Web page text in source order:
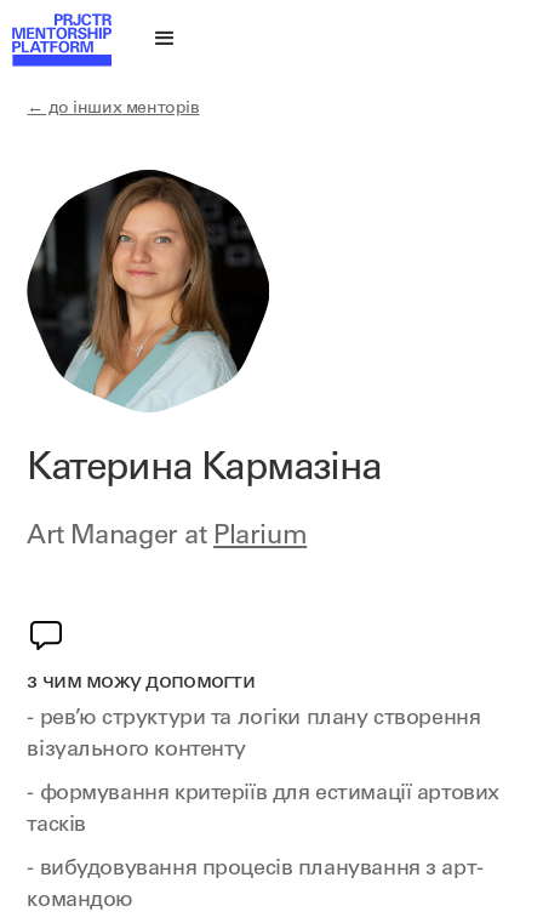
← до інших менторів
Катерина Кармазіна
Art Manager at Plarium
з чим можу допомогти
- рев’ю структури та логіки плану створення
візуального контенту
- формування критеріїв для естимації артових
тасків
- вибудовування процесів планування з арт-
командою